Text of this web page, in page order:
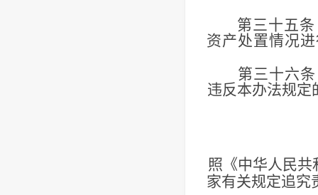
第三十五条
资产处置情况
第三十六条
违反本办法规定
照《中华人民
家有关规定追究